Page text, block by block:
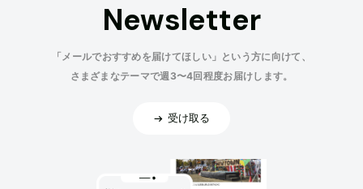
Newsletter
「メールでおすすめを届けてほしい」という方に向けて、
さまざまなテーマで週3〜4回程度お届けします。
受け取る